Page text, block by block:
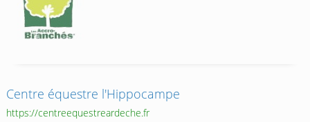
Centre équestre l'Hippocampe
https://centreequestreardeche.fr